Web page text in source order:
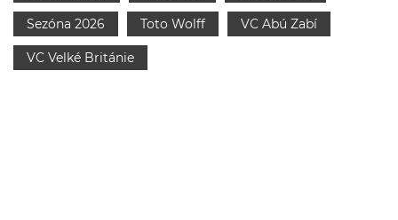
Sezóna 2026 Toto Wolff VC Abú Zabí
VC Velké Británie